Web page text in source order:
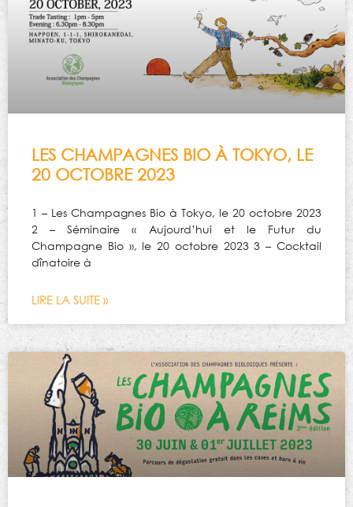
LES CHAMPAGNES BIO À TOKYO, LE
20 OCTOBRE 2023
1 – Les Champagnes Bio à Tokyo, le 20 octobre 2023
2 – Séminaire « Aujourd’hui et le Futur du
Champagne Bio », le 20 octobre 2023 3 – Cocktail
dînatoire à
LIRE LA SUITE »